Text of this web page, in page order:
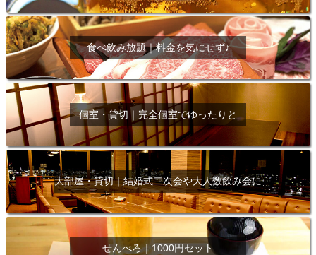
食べ飲み放題｜料金を気にせず♪
個室・貸切｜完全個室でゆったりと
大部屋・貸切｜結婚式二次会や大人数飲み会に
せんべろ｜1000円セット